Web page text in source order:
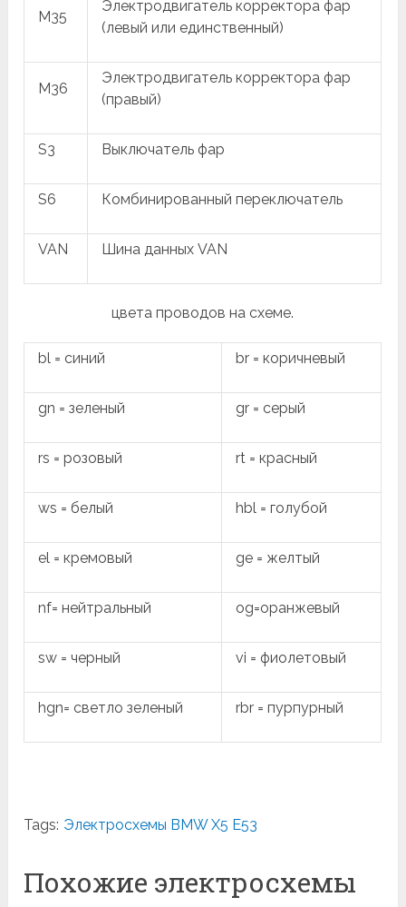
M35
Электродвигатель корректора фар
(левый или единственный)
M36
Электродвигатель корректора фар
(правый)
S3 Выключатель фар
S6 Комбинированный переключатель
VAN Шина данных VAN
цвета проводов на схеме.
bl = синий br = коричневый
gn = зеленый gr = серый
rs = розовый rt = красный
ws = белый hbl = голубой
el = кремовый ge = желтый
nf= нейтральный og=оранжевый
sw = черный vi = фиолетовый
hgn= светло зеленый rbr = пурпурный
Tags: Электросхемы BMW X5 E53
Похожие электросхемы